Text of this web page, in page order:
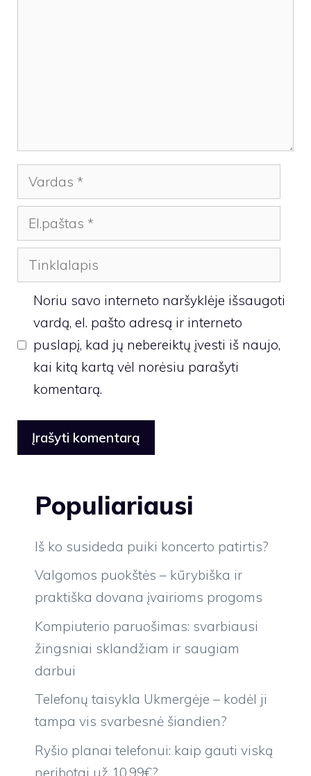
Vardas
El.paštas
Tinklalapis
Noriu savo interneto naršyklėje išsaugoti
vardą, el. pašto adresą ir interneto
puslapį, kad jų nebereiktų įvesti iš naujo,
kai kitą kartą vėl norėsiu parašyti
komentarą.
Populiariausi
Iš ko susideda puiki koncerto patirtis?
Valgomos puokštės – kūrybiška ir
praktiška dovana įvairioms progoms
Kompiuterio paruošimas: svarbiausi
žingsniai sklandžiam ir saugiam
darbui
Telefonų taisykla Ukmergėje – kodėl ji
tampa vis svarbesnė šiandien?
Ryšio planai telefonui: kaip gauti viską
neribotai už 10.99€?